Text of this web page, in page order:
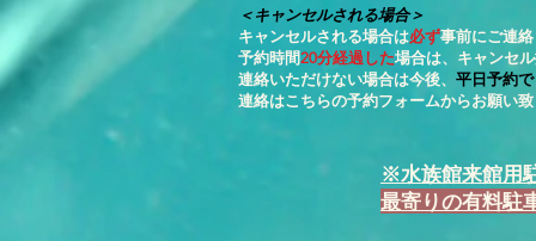
＜キャンセルされる場合＞
キャンセルされる場合は必ず事前にご連
予約時間20分経過した場合は、キャンセ
連絡いただけない場合は今後、 平日予約
連絡はこちらの予約フォームからお願い
※水族館来館用
最寄りの有料駐